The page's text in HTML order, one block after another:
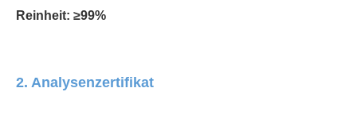
Reinheit: ≥99%
2. Analysenzertifikat